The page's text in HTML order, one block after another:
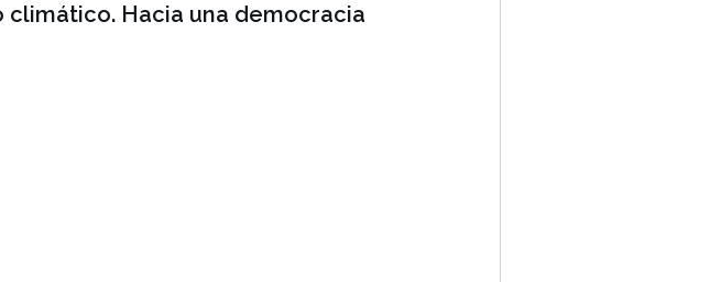
climático. Hacia una democracia